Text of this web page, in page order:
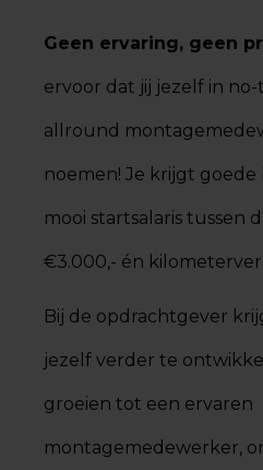
Geen ervaring, geen
ervoor dat jij jezelf in
allround
noemen! Je krijgt goede
mooi startsalaris tussen
€3.000,- én
Bij de opdrachtgever
jezelf verder te
groeien tot een ervaren
montagemedewerker,